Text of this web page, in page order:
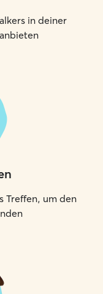
in deiner
Treffen, um den